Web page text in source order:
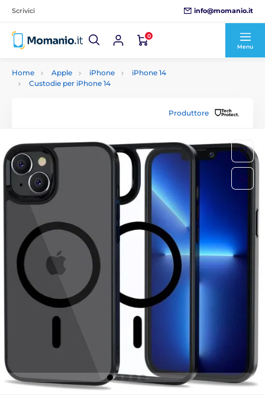
Scrivici info@momanio.it
0
Menu
Home Apple iPhone
iPhone 14
Custodie per iPhone 14
Produttore